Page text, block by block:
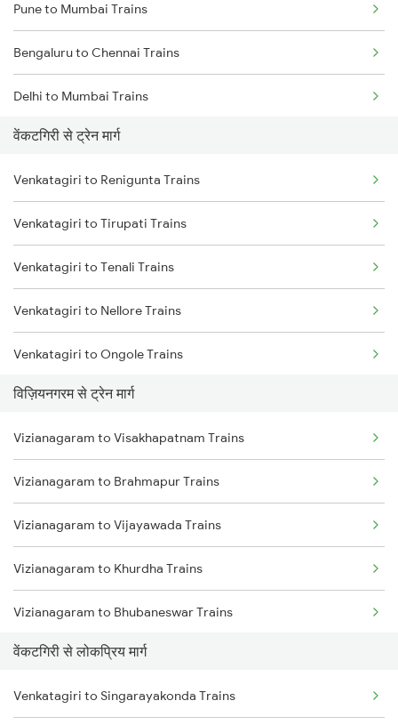
Pune to Mumbai Trains
Bengaluru to Chennai Trains
Delhi to Mumbai Trains
Mumbai to Pune Trains
Delhi to Jammu Trains
Mumbai to Delhi Trains
Mumbai to Goa Trains
Chennai to Coimbatore Trains
वेंकटगिरी से ट्रेन मार्ग
Venkatagiri to Renigunta Trains
Venkatagiri to Tirupati Trains
Venkatagiri to Tenali Trains
Venkatagiri to Nellore Trains
Venkatagiri to Ongole Trains
Venkatagiri to Bapatla Trains
Venkatagiri to Vijayawada Trains
Venkatagiri to Singarayakonda Trains
Venkatagiri to Hyderabad Trains
Venkatagiri to Nidadavolu Trains
Venkatagiri to Rajahmundry Trains
Venkatagiri to Anaparthy Trains
Venkatagiri to Kaikaluru Trains
विज़ियनगरम से ट्रेन मार्ग
Vizianagaram to Visakhapatnam Trains
Vizianagaram to Brahmapur Trains
Vizianagaram to Vijayawada Trains
Vizianagaram to Khurdha Trains
Vizianagaram to Bhubaneswar Trains
Vizianagaram to Kasibugga Trains
Vizianagaram to Rajahmundry Trains
वेंकटगिरी से लोकप्रिय मार्ग
Venkatagiri to Singarayakonda Trains